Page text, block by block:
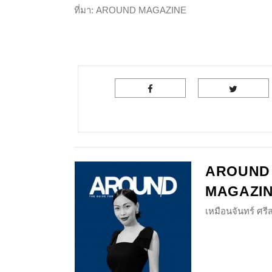
ที่มา: AROUND MAGAZINE
AROUND
เหมือนจันทร์ ศรี